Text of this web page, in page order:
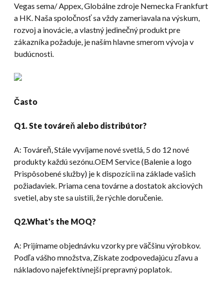
Vegas sema/ Appex, Globálne zdroje Nemecka Frankfurt
a HK. Naša spoločnosť sa vždy zameriavala na výskum,
rozvoj a inovácie, a vlastný jedinečný produkt pre
zákazníka požaduje, je naším hlavne smerom vývoja v
budúcnosti.
Často
Q1. Ste továreň alebo distribútor?
A: Továreň, Stále vyvíjame nové svetlá, 5 do 12 nové
produkty každú sezónu.OEM Service (Balenie a logo
Prispôsobené služby) je k dispozícii na základe vašich
požiadaviek. Priama cena továrne a dostatok akciových
svetiel, aby ste sa uistili, že rýchle doručenie.
Q2.What's the MOQ?
A: Prijímame objednávku vzorky pre väčšinu výrobkov.
Podľa vášho množstva, Získate zodpovedajúcu zľavu a
nákladovo najefektívnejší prepravný poplatok.